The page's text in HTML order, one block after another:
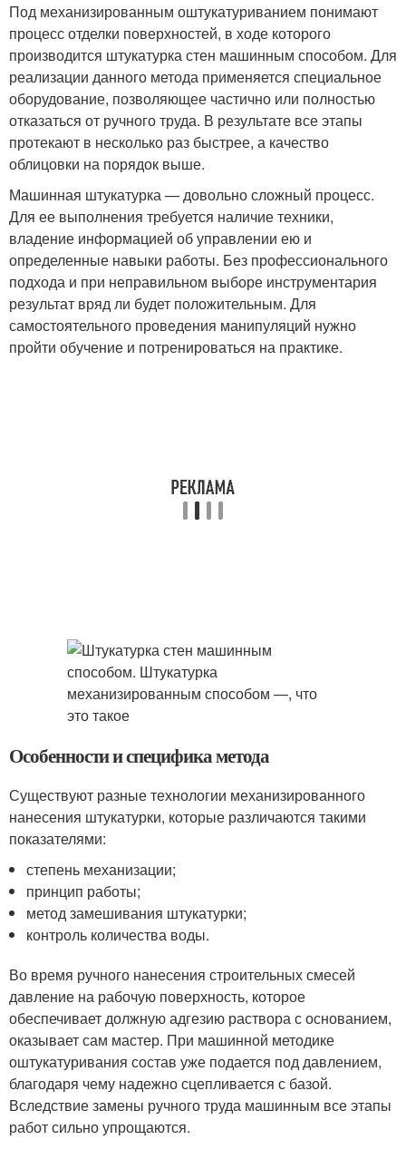
Под механизированным оштукатуриванием понимают
процесс отделки поверхностей, в ходе которого
производится штукатурка стен машинным способом. Для
реализации данного метода применяется специальное
оборудование, позволяющее частично или полностью
отказаться от ручного труда. В результате все этапы
протекают в несколько раз быстрее, а качество
облицовки на порядок выше.
Машинная штукатурка — довольно сложный процесс.
Для ее выполнения требуется наличие техники,
владение информацией об управлении ею и
определенные навыки работы. Без профессионального
подхода и при неправильном выборе инструментария
результат вряд ли будет положительным. Для
самостоятельного проведения манипуляций нужно
пройти обучение и потренироваться на практике.
Особенности и специфика метода
Существуют разные технологии механизированного
нанесения штукатурки, которые различаются такими
показателями:
степень механизации;
принцип работы;
метод замешивания штукатурки;
контроль количества воды.
Во время ручного нанесения строительных смесей
давление на рабочую поверхность, которое
обеспечивает должную адгезию раствора с основанием,
оказывает сам мастер. При машинной методике
оштукатуривания состав уже подается под давлением,
благодаря чему надежно сцепливается с базой.
Вследствие замены ручного труда машинным все этапы
работ сильно упрощаются.